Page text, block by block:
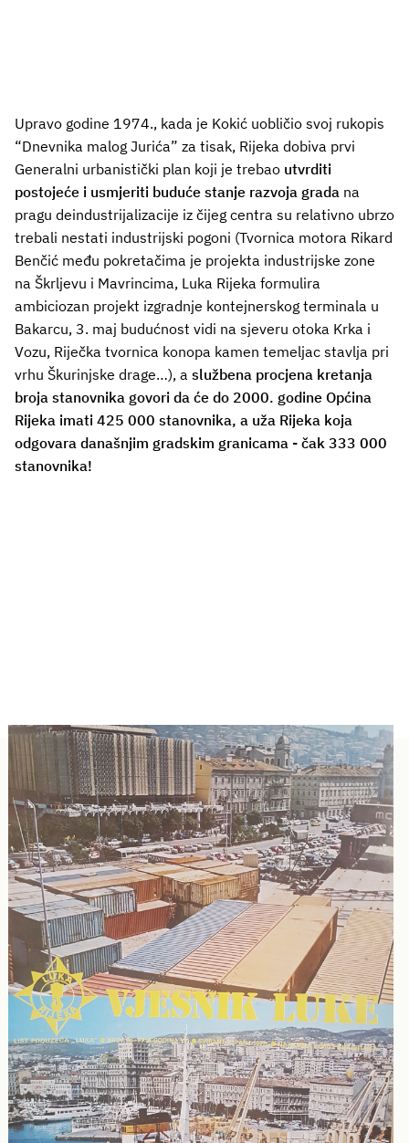
Upravo godine 1974., kada je Kokić uobličio svoj rukopis
“Dnevnika malog Jurića” za tisak, Rijeka dobiva prvi
Generalni urbanistički plan koji je trebao utvrditi
postojeće i usmjeriti buduće stanje razvoja grada na
pragu deindustrijalizacije iz čijeg centra su relativno ubrzo
trebali nestati industrijski pogoni (Tvornica motora Rikard
Benčić među pokretačima je projekta industrijske zone
na Škrljevu i Mavrincima, Luka Rijeka formulira
ambiciozan projekt izgradnje kontejnerskog terminala u
Bakarcu, 3. maj budućnost vidi na sjeveru otoka Krka i
Vozu, Riječka tvornica konopa kamen temeljac stavlja pri
vrhu Škurinjske drage…), a službena procjena kretanja
broja stanovnika govori da će do 2000. godine Općina
Rijeka imati 425 000 stanovnika, a uža Rijeka koja
odgovara današnjim gradskim granicama - čak 333 000
stanovnika!